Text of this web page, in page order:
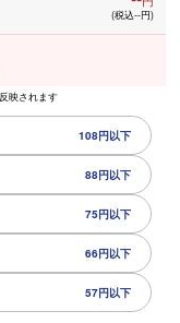
(税込--円)
映されます
108円以下
88円以下
75円以下
66円以下
57円以下